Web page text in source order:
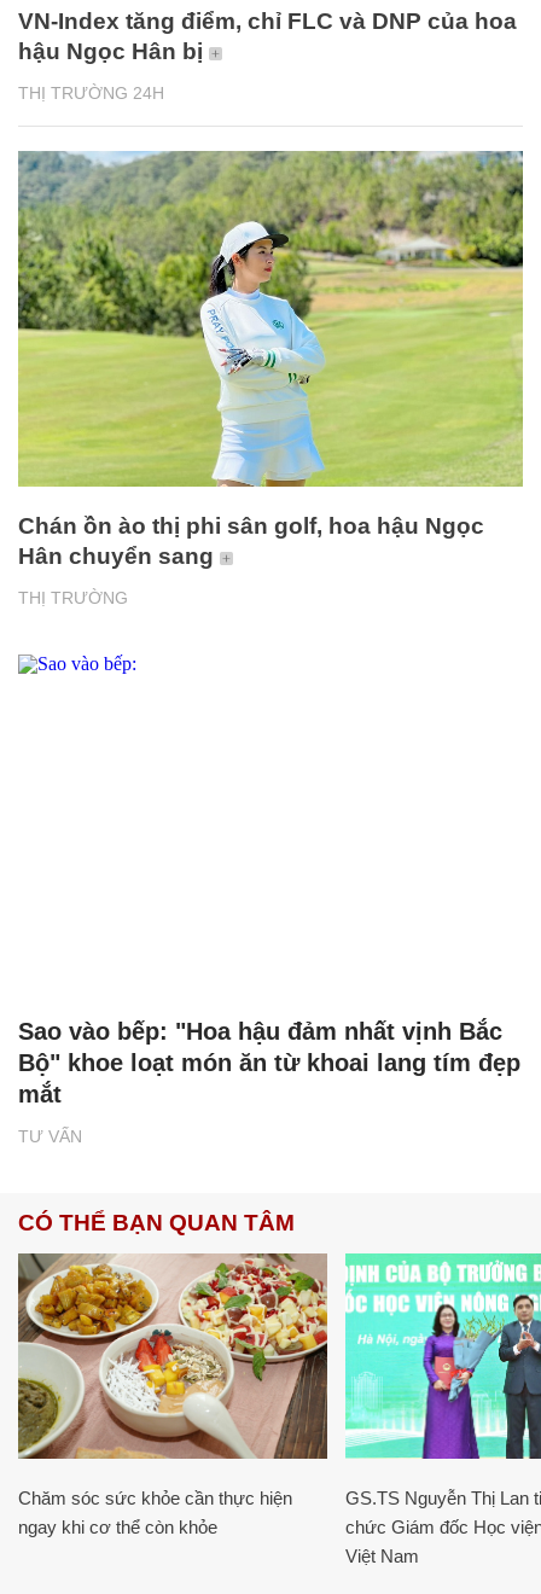
THỊ TRƯỜNG 24H
VN-Index tăng điểm, chỉ FLC và DNP của hoa
hậu Ngọc Hân bị
THỊ TRƯỜNG
Chán ồn ào thị phi sân golf, hoa hậu Ngọc
Hân chuyển sang
TƯ VẤN
Sao vào bếp: "Hoa hậu đảm nhất vịnh Bắc
Bộ" khoe loạt món ăn từ khoai lang tím đẹp
mắt
CÓ THỂ BẠN QUAN TÂM
Chăm sóc sức khỏe cần thực hiện
ngay khi cơ thể còn khỏe
GS.TS Nguyễn Thị Lan
chức Giám đốc Học
Việt Nam